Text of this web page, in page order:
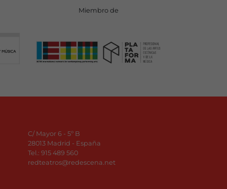
Miembro de
C/ Mayor 6 - 5º B
28013 Madrid - España
Tel.: 915 489 560
redteatros@redescena.net